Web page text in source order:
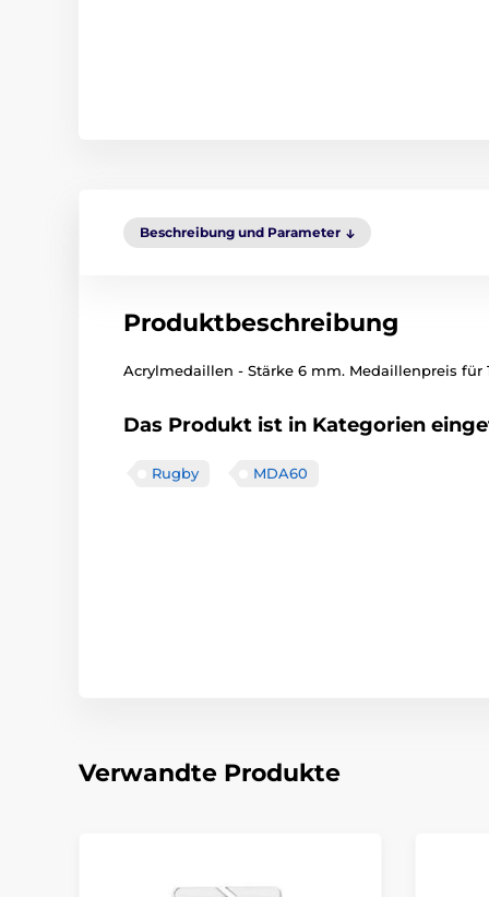
Beschreibung und Parameter
Produktbeschreibung
Acrylmedaillen - Stärke 6 mm. Medaillenpreis für
Das Produkt ist in Kategorien
Rugby MDA60
Verwandte Produkte